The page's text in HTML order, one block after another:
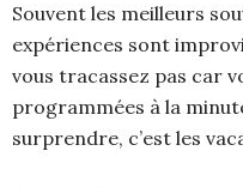
Souvent les meilleurs
expériences sont
vous tracassez pas car
programmées à la
surprendre, c’est les